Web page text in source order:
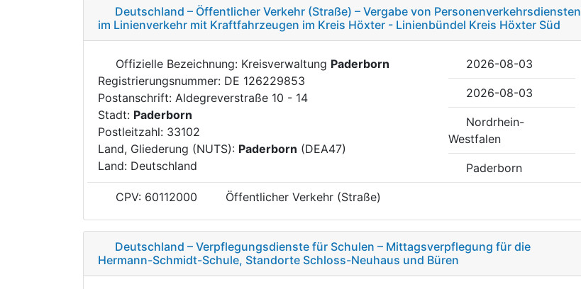
Deutschland – Öffentlicher Verkehr (Straße) – Vergabe von Personenverkehrsdiensten
im Linienverkehr mit Kraftfahrzeugen im Kreis Höxter - Linienbündel Kreis Höxter Süd
Offizielle Bezeichnung: Kreisverwaltung Paderborn
Registrierungsnummer: DE 126229853
Postanschrift: Aldegreverstraße 10 - 14
Stadt: Paderborn
Postleitzahl: 33102
Land, Gliederung (NUTS): Paderborn (DEA47)
Land: Deutschland
2026-08-03
2026-08-03
Nordrhein-
Westfalen
Paderborn
CPV: 60112000 Öffentlicher Verkehr (Straße)
Deutschland – Verpflegungsdienste für Schulen – Mittagsverpflegung für die
Hermann-Schmidt-Schule, Standorte Schloss-Neuhaus und Büren